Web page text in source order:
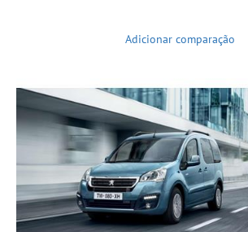
Adicionar comparação